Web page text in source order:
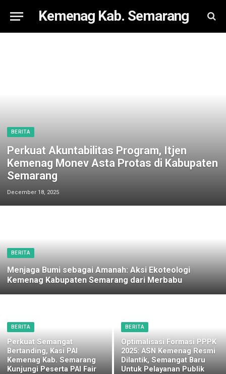
Kemenag Kab. Semarang
BERITA
Perkuat Akuntabilitas Program, Itjen
Kemenag Monev Asta Protas di Kabupaten
Semarang
December 18, 2025
BERITA
Menjaga Bumi sebagai Amanah: Aksi Ekoteologi
Kemenag Kabupaten Semarang dari Merbabu
BERITA
Perkuat Semangat
Bertanding, Kasi PAI
Kemenag Kab. Semarang
Kunjungi Peserta PAI Fair
BERITA
Optimalisasi Formasi PPPK
2025: ASN Kemenag Resmi
Dilantik, Semangat Baru
Untuk Pelayanan Publik